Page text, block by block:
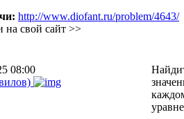
http://www.diofant.ru/problem/4643/
на свой сайт >>
08:00